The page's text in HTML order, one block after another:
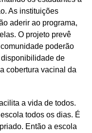
As instituições
aderir ao programa,
O projeto prevê
poderão
de
cobertura vacinal da
a vida de todos.
todos os dias. É
Então a escola